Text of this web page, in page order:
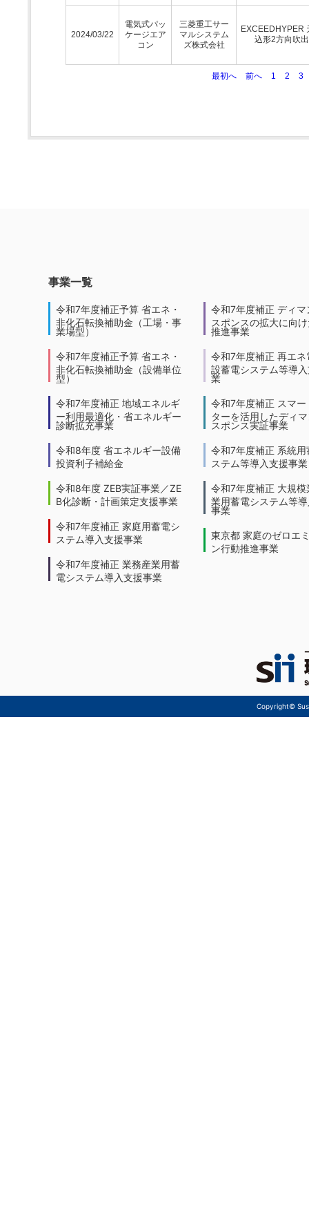
2024/03/22
電気式パッ
ケージエア
コン
三菱重工サー
マルシステム
ズ株式会社
EXCEEDHYPER
込形2方向吹
最初へ 前へ 1 2 3
事業一覧
令和7年度補正予算 省エネ・
非化石転換補助金（工場・事
業場型）
令和7年度補正予算 省エネ・
非化石転換補助金（設備単位
型）
令和7年度補正 地域エネルギ
ー利用最適化・省エネルギー
診断拡充事業
令和8年度 省エネルギー設備
投資利子補給金
令和8年度 ZEB実証事業／ZE
B化診断・計画策定支援事業
令和7年度補正 家庭用蓄電シ
ステム導入支援事業
令和7年度補正 業務産業用蓄
電システム導入支援事業
令和7年度補正 ディマ
スポンスの拡大に向
推進事業
令和7年度補正 再エネ
設蓄電システム等導
業
令和7年度補正 スマー
ターを活用したディ
スポンス実証事業
令和7年度補正 系統用
ステム等導入支援事業
令和7年度補正 大規模
業用蓄電システム等
事業
東京都 家庭のゼロエ
ン行動推進事業
Copyright©